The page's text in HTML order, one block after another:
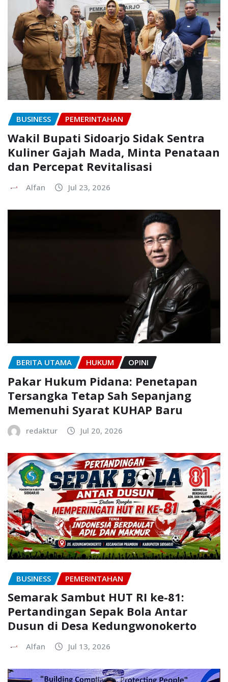
BUSINESS PEMERINTAHAN
Wakil Bupati Sidoarjo Sidak Sentra
Kuliner Gajah Mada, Minta Penataan
dan Percepat Revitalisasi
Alfan Jul 23, 2026
BERITA UTAMA HUKUM OPINI
Pakar Hukum Pidana: Penetapan
Tersangka Tetap Sah Sepanjang
Memenuhi Syarat KUHAP Baru
redaktur Jul 20, 2026
BUSINESS PEMERINTAHAN
Semarak Sambut HUT RI ke-81:
Pertandingan Sepak Bola Antar
Dusun di Desa Kedungwonokerto
Alfan Jul 13, 2026